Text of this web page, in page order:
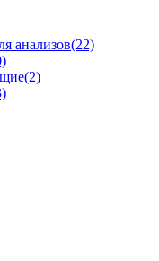
анализов(22)
(2)